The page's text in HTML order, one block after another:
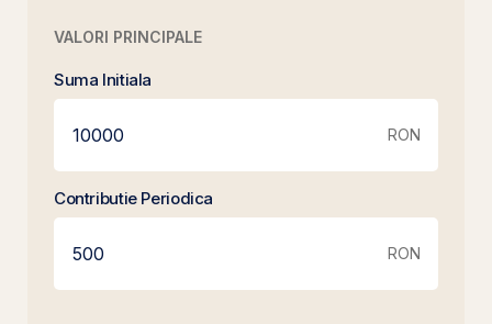
VALORI PRINCIPALE
Suma Initiala
RON
Contributie Periodica
RON